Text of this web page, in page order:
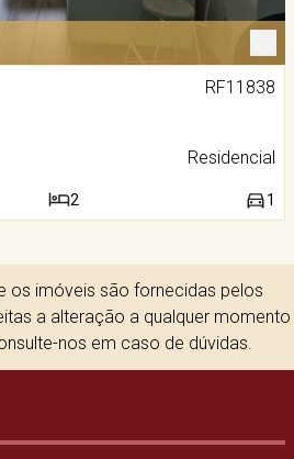
RF11838
Residencial
2 1
os imóveis são fornecidas pelos
a alteração a qualquer momento
nos em caso de dúvidas.